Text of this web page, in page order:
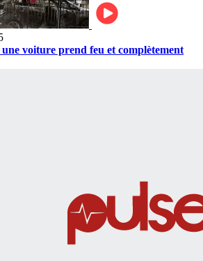
voiture prend feu et complètement